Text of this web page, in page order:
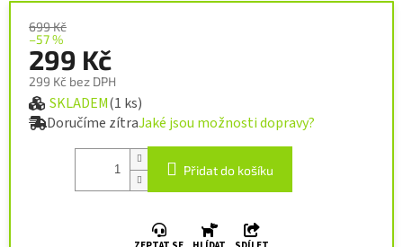
699 Kč
–57 %
299 Kč
299 Kč bez DPH
Měrná cena:
SKLADEM(1 ks)
Doručíme zítraJaké jsou možnosti dopravy?
Přidat do košíku